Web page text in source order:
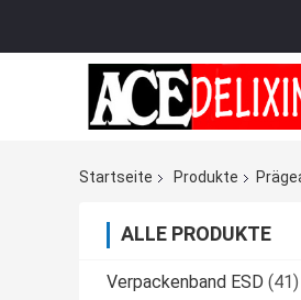
Startseite Produkte
ALLE PRODUKTE
Verpackenband ESD (41)